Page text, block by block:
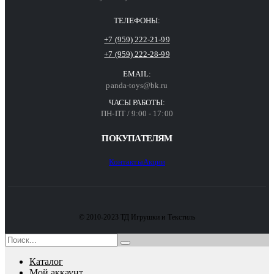
ТЕЛЕФОНЫ:
+7 (959) 222-21-99
+7 (959) 222-28-99
EMAIL:
panda-toys@bk.ru
ЧАСЫ РАБОТЫ:
ПН-ПТ / 9:00 - 17:00
ПОКУПАТЕЛЯМ
КонтактыАкции
© 2010-2023 ТД Игрушки и Текстиль
Каталог